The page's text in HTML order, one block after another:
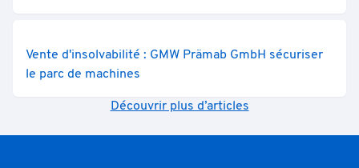
Vente d'insolvabilité : GMW Prämab GmbH sécuriser
le parc de machines
Découvrir plus d’articles